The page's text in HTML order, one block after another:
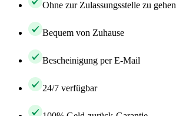
Ohne zur Zulassungsstelle zu gehen
Bequem von Zuhause
Bescheinigung per E-Mail
24/7 verfügbar